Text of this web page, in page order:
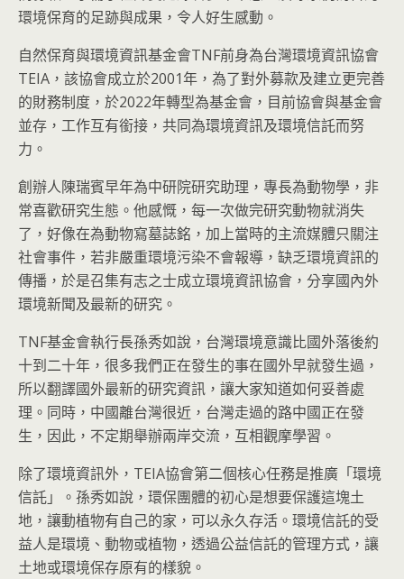
環境保育的足跡與成果，令人好生感動。
自然保育與環境資訊基金會TNF前身為台灣環境資訊協會
TEIA，該協會成立於2001年，為了對外募款及建立更完善
的財務制度，於2022年轉型為基金會，目前協會與基金會
並存，工作互有銜接，共同為環境資訊及環境信託而努
力。
創辦人陳瑞賓早年為中研院研究助理，專長為動物學，非
常喜歡研究生態。他感慨，每一次做完研究動物就消失
了，好像在為動物寫墓誌銘，加上當時的主流媒體只關注
社會事件，若非嚴重環境污染不會報導，缺乏環境資訊的
傳播，於是召集有志之士成立環境資訊協會，分享國內外
環境新聞及最新的研究。
TNF基金會執行長孫秀如說，台灣環境意識比國外落後約
十到二十年，很多我們正在發生的事在國外早就發生過，
所以翻譯國外最新的研究資訊，讓大家知道如何妥善處
理。同時，中國離台灣很近，台灣走過的路中國正在發
生，因此，不定期舉辦兩岸交流，互相觀摩學習。
除了環境資訊外，TEIA協會第二個核心任務是推廣「環境
信託」。孫秀如說，環保團體的初心是想要保護這塊土
地，讓動植物有自己的家，可以永久存活。環境信託的受
益人是環境、動物或植物，透過公益信託的管理方式，讓
土地或環境保存原有的樣貌。